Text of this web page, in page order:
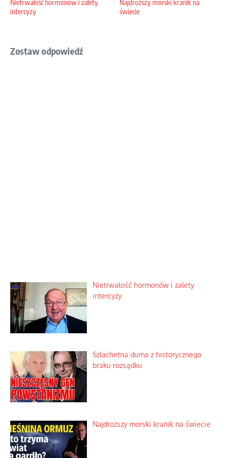
Nietrwałość hormonów i zalety
intercyzy
Najdroższy morski kranik na
świecie
Zostaw odpowiedź
Nietrwałość hormonów i zalety
intercyzy
Szlachetna duma z historycznego
braku rozsądku
Najdroższy morski kranik na świecie